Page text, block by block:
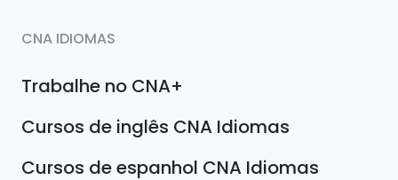
CNA IDIOMAS
Trabalhe no CNA+
Cursos de inglês CNA Idiomas
Cursos de espanhol CNA Idiomas